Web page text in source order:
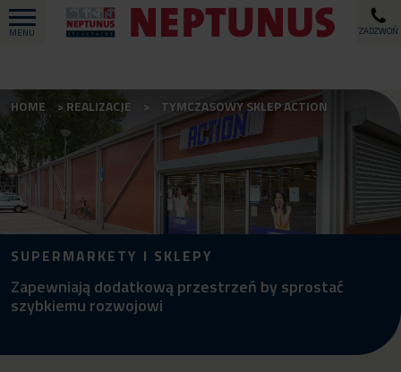
MENU ZADZWOŃ
HOME REALIZACJE TYMCZASOWY SKLEP ACTION
SUPERMARKETY I SKLEPY
Zapewniają dodatkową przestrzeń by sprostać
szybkiemu rozwojowi